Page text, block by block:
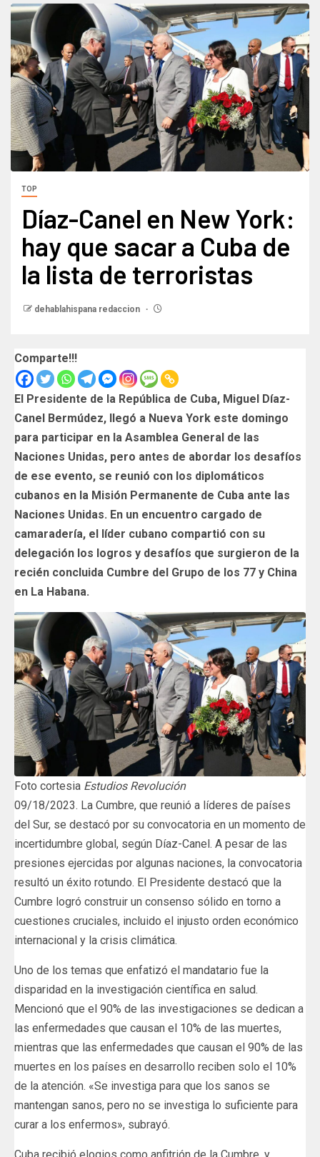
TOP
Díaz-Canel en New York:
hay que sacar a Cuba de
la lista de terroristas
dehablahispana redaccion
Comparte!!!
El Presidente de la República de Cuba, Miguel Díaz-
Canel Bermúdez, llegó a Nueva York este domingo
para participar en la Asamblea General de las
Naciones Unidas, pero antes de abordar los desafíos
de ese evento, se reunió con los diplomáticos
cubanos en la Misión Permanente de Cuba ante las
Naciones Unidas. En un encuentro cargado de
camaradería, el líder cubano compartió con su
delegación los logros y desafíos que surgieron de la
recién concluida Cumbre del Grupo de los 77 y China
en La Habana.
Foto cortesia Estudios Revolución
09/18/2023. La Cumbre, que reunió a líderes de países
del Sur, se destacó por su convocatoria en un momento de
incertidumbre global, según Díaz-Canel. A pesar de las
presiones ejercidas por algunas naciones, la convocatoria
resultó un éxito rotundo. El Presidente destacó que la
Cumbre logró construir un consenso sólido en torno a
cuestiones cruciales, incluido el injusto orden económico
internacional y la crisis climática.
Uno de los temas que enfatizó el mandatario fue la
disparidad en la investigación científica en salud.
Mencionó que el 90% de las investigaciones se dedican a
las enfermedades que causan el 10% de las muertes,
mientras que las enfermedades que causan el 90% de las
muertes en los países en desarrollo reciben solo el 10%
de la atención. «Se investiga para que los sanos se
mantengan sanos, pero no se investiga lo suficiente para
curar a los enfermos», subrayó.